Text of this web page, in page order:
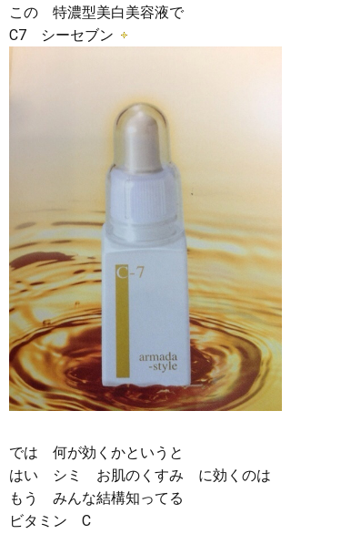
この 特濃型美白美容液で
C7 シーセブン
では 何が効くかというと
はい シミ お肌のくすみ に効くのは
もう みんな結構知ってる
ビタミン C